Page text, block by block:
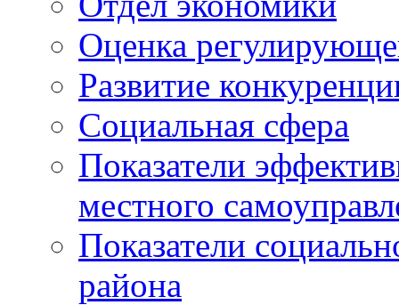
Оценка
Развитие
Социальная сфера
Показатели
местного
Показатели
района